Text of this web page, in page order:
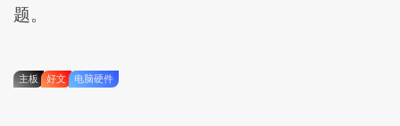
题。
主板 好文 电脑硬件